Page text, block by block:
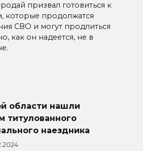
призвал готовиться к
которые продолжатся
СВО и могут продлиться
как он надеется, не в
области нашли
титулованного
наездника